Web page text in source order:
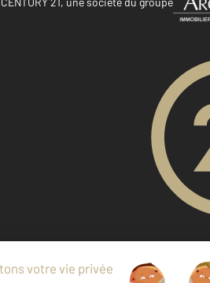
Mentions légales & CGU